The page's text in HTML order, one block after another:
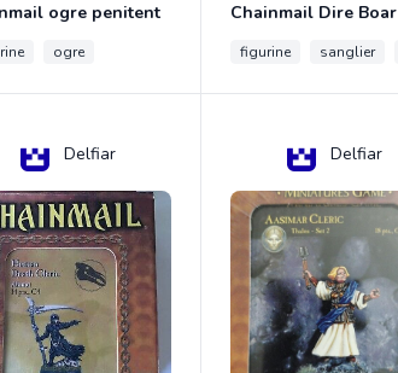
ogre penitent
ogre
Chainmail Dire Boar
figurine sanglier
Delfiar Delfiar